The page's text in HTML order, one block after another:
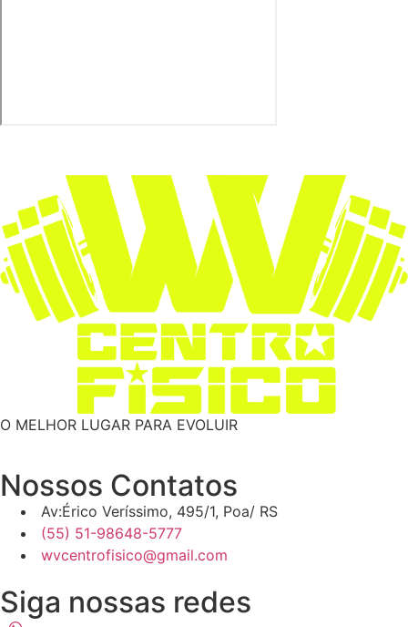
O MELHOR LUGAR PARA EVOLUIR
Nossos Contatos
Av:Érico Veríssimo, 495/1, Poa/ RS
(55) 51-98648-5777
wvcentrofisico@gmail.com
Siga nossas redes